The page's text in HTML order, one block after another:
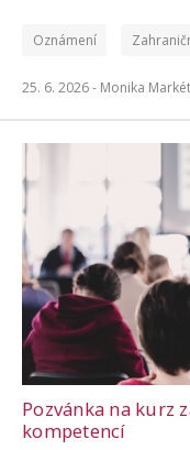
Oznámení
25. 6. 2026 - Monika
Pozvánka na kurz
kompetencí